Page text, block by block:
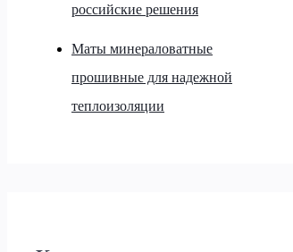
российские решения
Маты минераловатные
прошивные для надежной
теплоизоляции